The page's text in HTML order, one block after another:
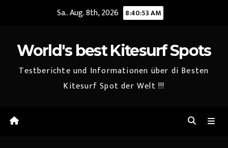
Sa.. Aug. 8th, 2026 8:40:54 AM
World's best Kitesurf Spots
Testberichte und Informationen über di Besten
Kitesurf Spot der Welt !!!